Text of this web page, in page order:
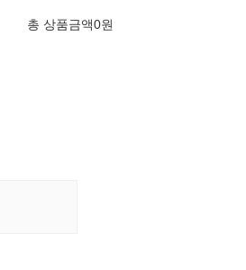
총 상품금액0원